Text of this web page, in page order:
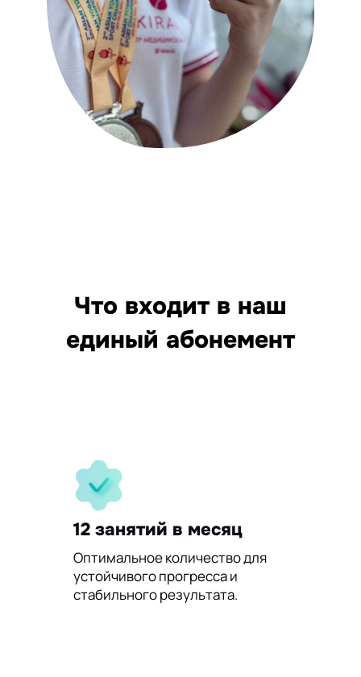
Что входит в наш
единый абонемент
12 занятий в месяц
Оптимальное количество для
устойчивого прогресса и
стабильного результата.